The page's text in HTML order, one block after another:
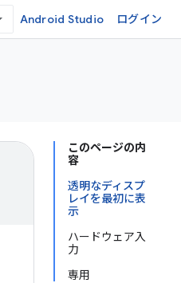
Android Studio ログイン
このページの内
容
透明なディスプ
レイを最初に表
示
ハードウェア入
力
専用